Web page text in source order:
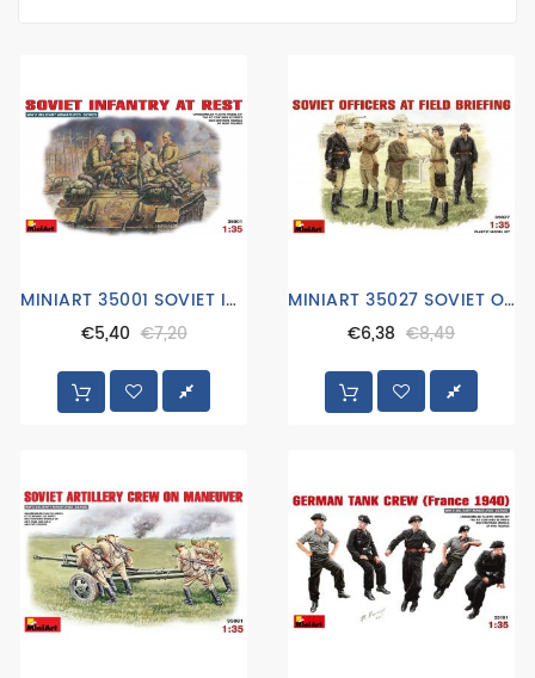
Modeltreinen
Vaartuigen
Voertuigen
trucks
vliegtuigen
washes
en
pigmenten
MINIART 35001 SOVIET INFANTERY
€5,40 €7,20
MINIART 35027 SOVIET OFFICERS AT FIELD BRIEFING
€6,38 €8,49